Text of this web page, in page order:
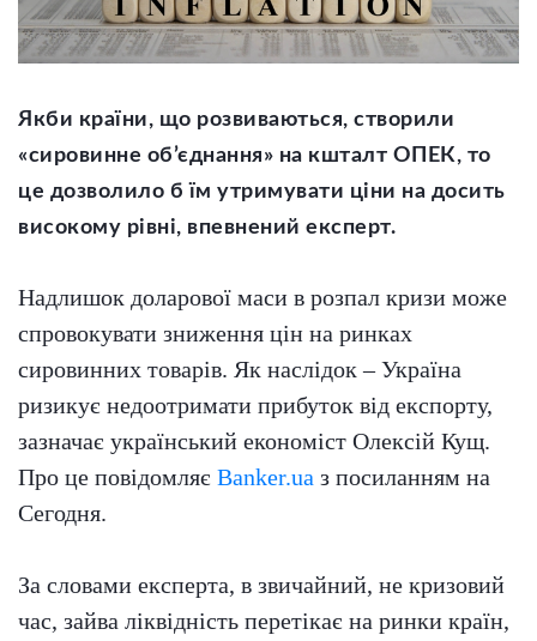
Якби країни, що розвиваються, створили
«сировинне об’єднання» на кшталт ОПЕК, то
це дозволило б їм утримувати ціни на досить
високому рівні, впевнений експерт.
Надлишок доларової маси в розпал кризи може
спровокувати зниження цін на ринках
сировинних товарів. Як наслідок – Україна
ризикує недоотримати прибуток від експорту,
зазначає український економіст Олексій Кущ.
Про це повідомляє Banker.ua з посиланням на
Сегодня.
За словами експерта, в звичайний, не кризовий
час, зайва ліквідність перетікає на ринки країн,